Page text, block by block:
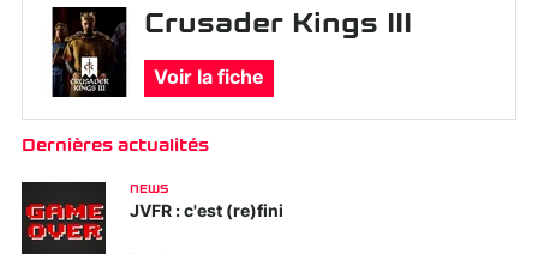
Crusader Kings III
Voir la fiche
Dernières actualités
NEWS
JVFR : c'est (re)fini